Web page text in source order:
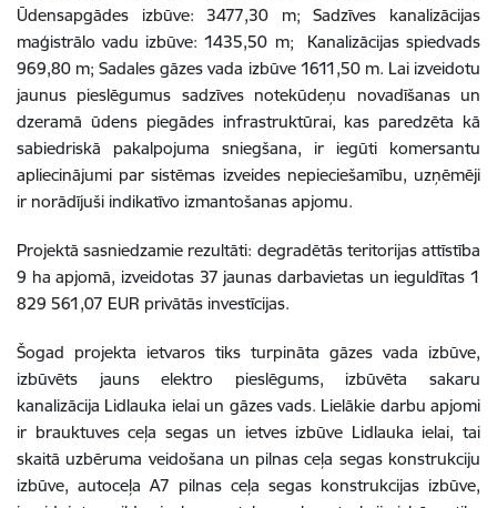
Ūdensapgādes izbūve: 3477,30 m; Sadzīves kanalizācijas
maģistrālo vadu izbūve: 1435,50 m; Kanalizācijas spiedvads
969,80 m; Sadales gāzes vada izbūve 1611,50 m. Lai izveidotu
jaunus pieslēgumus sadzīves notekūdeņu novadīšanas un
dzeramā ūdens piegādes infrastruktūrai, kas paredzēta kā
sabiedriskā pakalpojuma sniegšana, ir iegūti komersantu
apliecinājumi par sistēmas izveides nepieciešamību, uzņēmēji
ir norādījuši indikatīvo izmantošanas apjomu.
Projektā sasniedzamie rezultāti: degradētās teritorijas attīstība
9 ha apjomā, izveidotas 37 jaunas darbavietas un ieguldītas 1
829 561,07 EUR privātās investīcijas.
Šogad projekta ietvaros tiks turpināta gāzes vada izbūve,
izbūvēts jauns elektro pieslēgums, izbūvēta sakaru
kanalizācija Lidlauka ielai un gāzes vads. Lielākie darbu apjomi
ir brauktuves ceļa segas un ietves izbūve Lidlauka ielai, tai
skaitā uzbēruma veidošana un pilnas ceļa segas konstrukciju
izbūve, autoceļa A7 pilnas ceļa segas konstrukcijas izbūve,